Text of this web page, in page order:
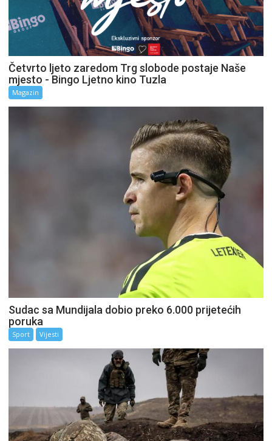
Četvrto ljeto zaredom Trg slobode postaje Naše
mjesto - Bingo Ljetno kino Tuzla
Magazin
Sudac sa Mundijala dobio preko 6.000 prijetećih
poruka
Sport Vijesti